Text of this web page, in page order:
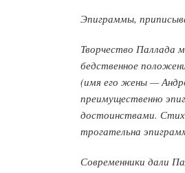
Эпиграммы,
Творчество Паллада
бедственное
(имя его жены —
преимущественно
достоинствами.
трогательна
Современники дали